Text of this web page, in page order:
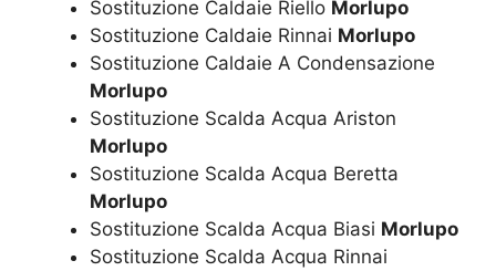
Sostituzione Caldaie Riello Morlupo
Sostituzione Caldaie Rinnai Morlupo
Sostituzione Caldaie A Condensazione
Morlupo
Sostituzione Scalda Acqua Ariston
Morlupo
Sostituzione Scalda Acqua Beretta
Morlupo
Sostituzione Scalda Acqua Biasi Morlupo
Sostituzione Scalda Acqua Rinnai